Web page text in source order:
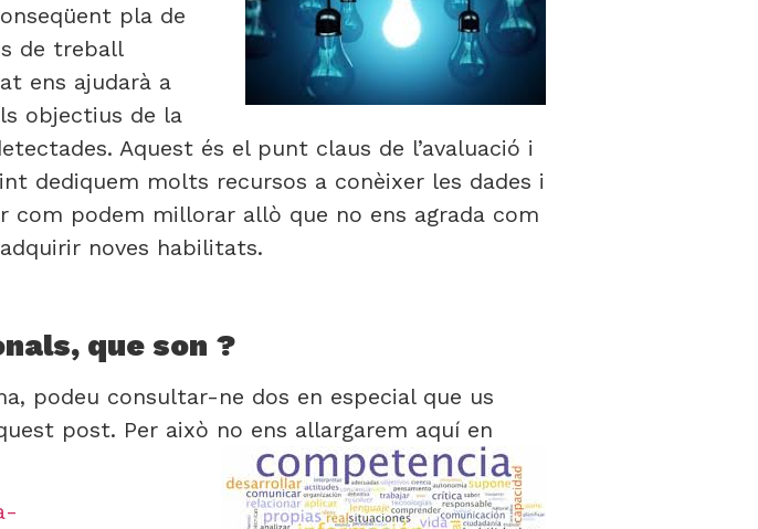
pla de
de treball
ens ajudarà a
objectius de la
Aquest és el punt claus de l’avaluació i
dediquem molts recursos a conèixer les dades i
podem millorar allò que no ens agrada com
noves habilitats.
que son ?
podeu consultar-ne dos en especial que us
post. Per això no ens allargarem aquí en